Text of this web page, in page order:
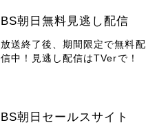
BS朝日無料見逃し配信
放送終了後、期間限定で無料配
信中！見逃し配信はTVerで！
BS朝日セールスサイト